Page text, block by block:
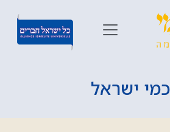
ישראל